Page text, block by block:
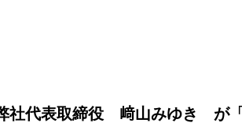
代表取締役 﨑山みゆき が